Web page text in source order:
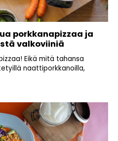
porkkanapizzaa ja
valkoviiniä
Eikä mitä tahansa
naattiporkkanoilla,